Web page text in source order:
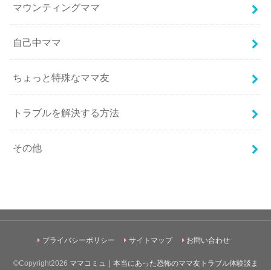
マウンティングママ
自己中ママ
ちょっと特殊なママ友
トラブルを解決する方法
その他
プライバシーポリシー サイトマップ お問い合わせ
©Copyright2026 ママコミュ｜本当にあった恐怖のママ友トラブル体験談ま